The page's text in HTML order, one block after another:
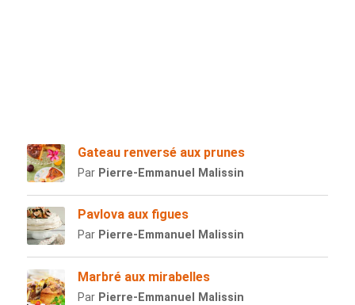
Gateau renversé aux prunes
Par Pierre-Emmanuel Malissin
Pavlova aux figues
Par Pierre-Emmanuel Malissin
Marbré aux mirabelles
Par Pierre-Emmanuel Malissin